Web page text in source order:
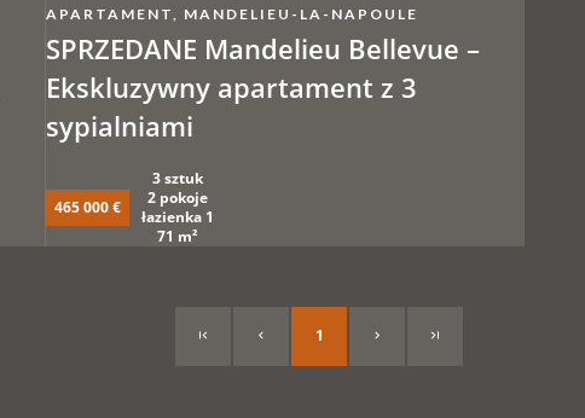
APARTAMENT, MANDELIEU-LA-NAPOULE
SPRZEDANE Mandelieu Bellevue –
Ekskluzywny apartament z 3
sypialniami
465 000 €
3 sztuk
2 pokoje
łazienka 1
71 m²
1